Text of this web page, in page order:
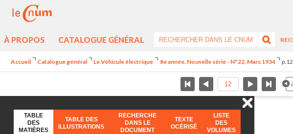
À PROPOS CATALOGUE GÉNÉRAL
Accueil Catalogue général Le Véhicule électrique 8e année. Nouvelle série - N°22, Mars 1934
TABLE
DES
MATIÈRES
TABLE DES
ILLUSTRATIONS
RECHERCHE
DANS LE
DOCUMENT
TEXTE
OCÉRISÉ
LISTE
DES
VOLUMES